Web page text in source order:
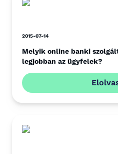
2015-07-14
Melyik online banki
legjobban az ügyfelek?